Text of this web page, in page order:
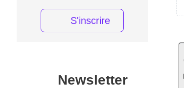
S'inscrire
Newsletter